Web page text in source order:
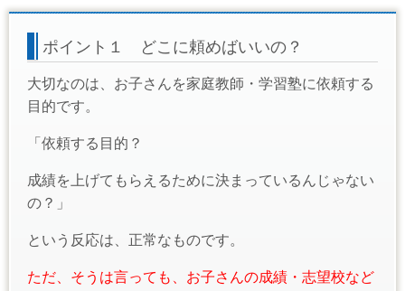
ポイント１ どこに頼めばいいの？
大切なのは、お子さんを家庭教師・学習塾に依頼する
目的です。
「依頼する目的？
成績を上げてもらえるために決まっているんじゃない
の？」
という反応は、正常なものです。
ただ、そうは言っても、お子さんの成績・志望校など